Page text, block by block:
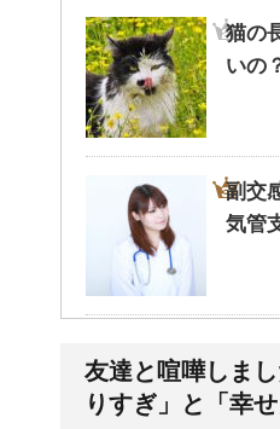
猫の
いの
副交
気管
や予
友達と喧嘩しま
りすぎ」と「幸せ